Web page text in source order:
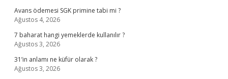
Avans ödemesi SGK primine tabi mi ?
Ağustos 4, 2026
7 baharat hangi yemeklerde kullanılır ?
Ağustos 3, 2026
31’in anlamı ne küfür olarak ?
Ağustos 3, 2026